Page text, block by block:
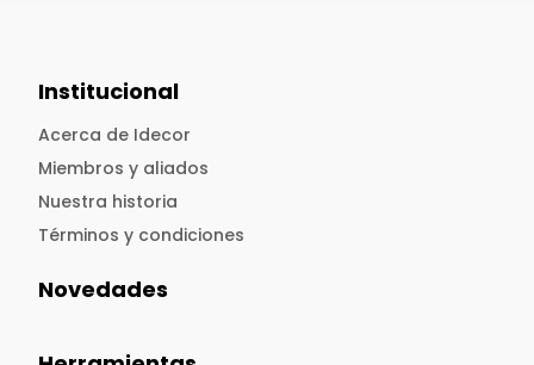
Institucional
Acerca de Idecor
Miembros y aliados
Nuestra historia
Términos y condiciones
Novedades